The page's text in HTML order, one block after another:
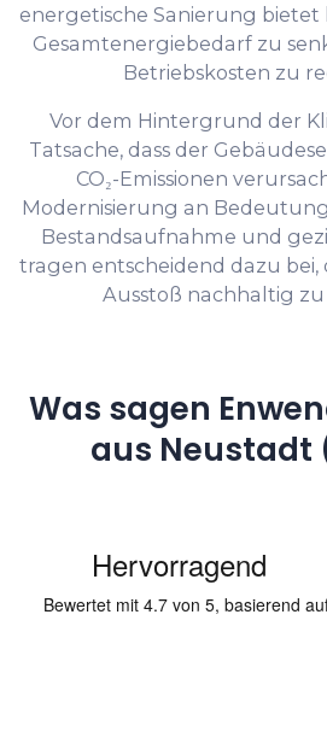
energetische Sanierung bietet
Gesamtenergiebedarf zu
Betriebskosten zu
Vor dem Hintergrund der
Tatsache, dass der
CO₂-Emissionen
Modernisierung an
Bestandsaufnahme und
tragen entscheidend dazu bei,
Ausstoß nachhaltig
Was sagen
aus Neustadt